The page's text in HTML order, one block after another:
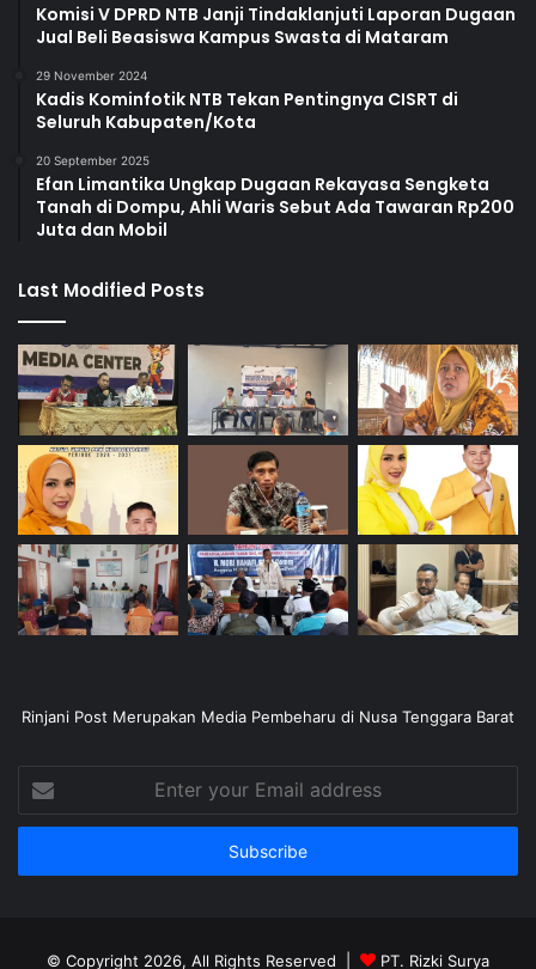
Komisi V DPRD NTB Janji Tindaklanjuti Laporan Dugaan
Jual Beli Beasiswa Kampus Swasta di Mataram
29 November 2024
Kadis Kominfotik NTB Tekan Pentingnya CISRT di
Seluruh Kabupaten/Kota
20 September 2025
Efan Limantika Ungkap Dugaan Rekayasa Sengketa
Tanah di Dompu, Ahli Waris Sebut Ada Tawaran Rp200
Juta dan Mobil
Last Modified Posts
Rinjani Post Merupakan Media Pembeharu di Nusa Tenggara Barat
your
Email
© Copyright 2026, All Rights Reserved | PT. Rizki Surya